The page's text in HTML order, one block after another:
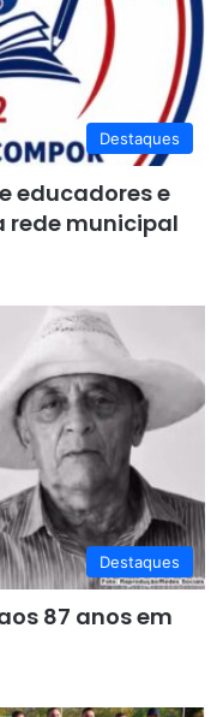
Destaques
educadores e
rede municipal
Destaques
87 anos em